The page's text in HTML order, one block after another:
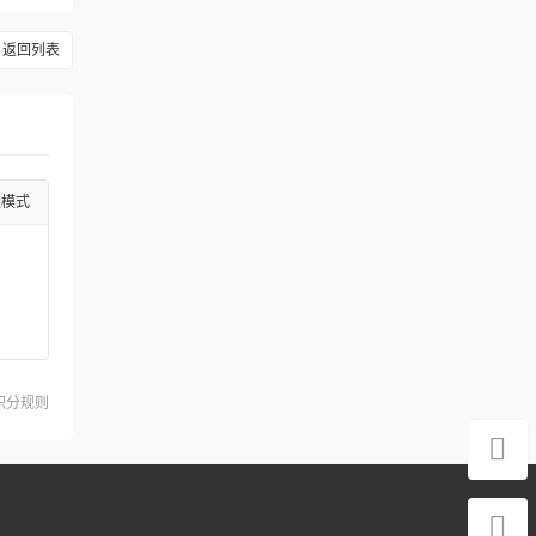
返回列表
式
分规则